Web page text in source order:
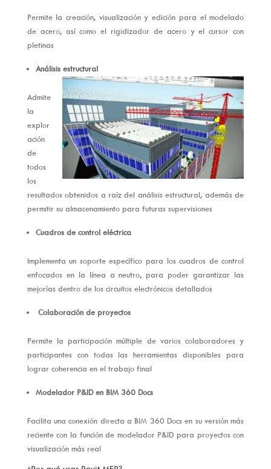
Permite la creación, visualización y edición para el modelado
de acero, así como el rigidizador de acero y el cursor con
pletinas
Análisis estructural
Admite
la
explor
ación
de
todos
los
resultados obtenidos a raíz del análisis estructural, además de
permitir su almacenamiento para futuras supervisiones
Cuadros de control eléctrica
Implementa un soporte específico para los cuadros de control
enfocados en la línea a neutro, para poder garantizar las
mejorías dentro de los circuitos electrónicos detallados
Colaboración de proyectos
Permite la participación múltiple de varios colaboradores y
participantes con todas las herramientas disponibles para
lograr coherencia en el trabajo final
Modelador P&ID en BIM 360 Docs
Facilita una conexión directa a BIM 360 Docs en su versión más
reciente con la función de modelador P&ID para proyectos con
visualización más real